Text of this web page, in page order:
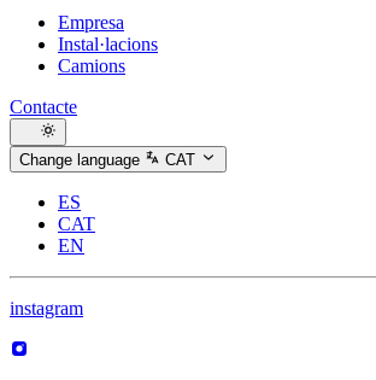
Empresa
Instal·lacions
Camions
Contacte
Change language CAT
ES
CAT
EN
instagram